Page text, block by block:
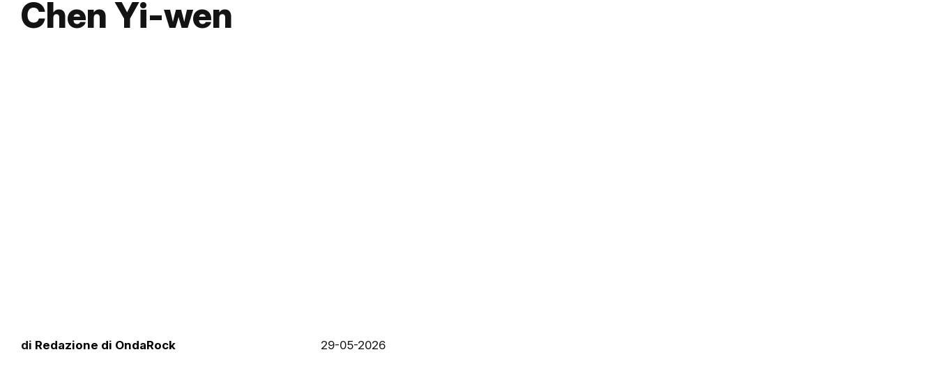
Chen Yi-wen
di Redazione di OndaRock 29-05-2026